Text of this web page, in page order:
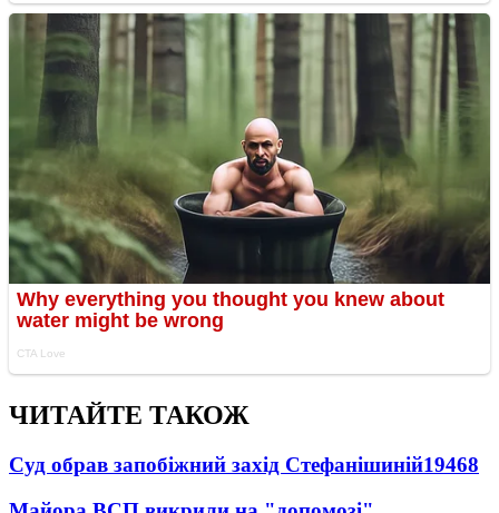
ЧИТАЙТЕ ТАКОЖ
Суд обрав запобіжний захід Стефанішиній19468